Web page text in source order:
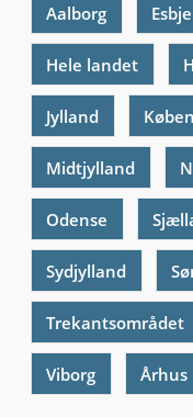
Aalborg
Hele landet
Jylland
Midtjylland
Odense
Sydjylland
Trekantsområdet
Viborg Århus